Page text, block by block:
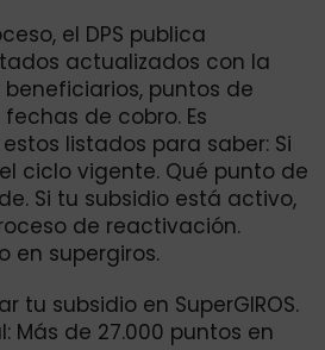
el DPS publica
actualizados con la
puntos de
de cobro. Es
listados para saber: Si
ciclo vigente. Qué punto de
Si tu subsidio está activo,
de reactivación.
en supergiros.
tu subsidio en SuperGIROS.
Más de 27.000 puntos en